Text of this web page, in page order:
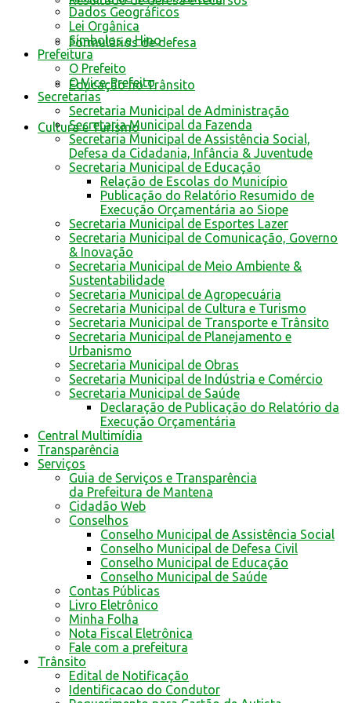
Formulários de defesa
Educação no Trânsito
Cultura e Turismo
Dados Geográficos
Lei Orgânica
Símbolos e Hino
Prefeitura
O Prefeito
O Vice-Prefeito
Secretarias
Secretaria Municipal de Administração
Secretaria Municipal da Fazenda
Secretaria Municipal de Assistência Social,
Defesa da Cidadania, Infância & Juventude
Secretaria Municipal de Educação
Relação de Escolas do Município
Publicação do Relatório Resumido de
Execução Orçamentária ao Siope
Secretaria Municipal de Esportes Lazer
Secretaria Municipal de Comunicação, Governo
& Inovação
Secretaria Municipal de Meio Ambiente &
Sustentabilidade
Secretaria Municipal de Agropecuária
Secretaria Municipal de Cultura e Turismo
Secretaria Municipal de Transporte e Trânsito
Secretaria Municipal de Planejamento e
Urbanismo
Secretaria Municipal de Obras
Secretaria Municipal de Indústria e Comércio
Secretaria Municipal de Saúde
Declaração de Publicação do Relatório da
Execução Orçamentária
Central Multimídia
Transparência
Serviços
Guia de Serviços e Transparência
da Prefeitura de Mantena
Cidadão Web
Conselhos
Conselho Municipal de Assistência Social
Conselho Municipal de Defesa Civil
Conselho Municipal de Educação
Conselho Municipal de Saúde
Contas Públicas
Livro Eletrônico
Minha Folha
Nota Fiscal Eletrônica
Fale com a prefeitura
Trânsito
Edital de Notificação
Identificacao do Condutor